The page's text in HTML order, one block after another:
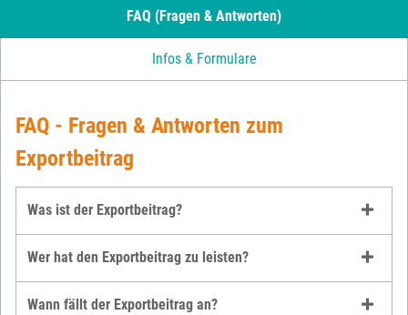
FAQ (Fragen & Antworten)
Infos & Formulare
FAQ - Fragen & Antworten zum
Exportbeitrag
Was ist der Exportbeitrag?
Wer hat den Exportbeitrag zu leisten?
Wann fällt der Exportbeitrag an?